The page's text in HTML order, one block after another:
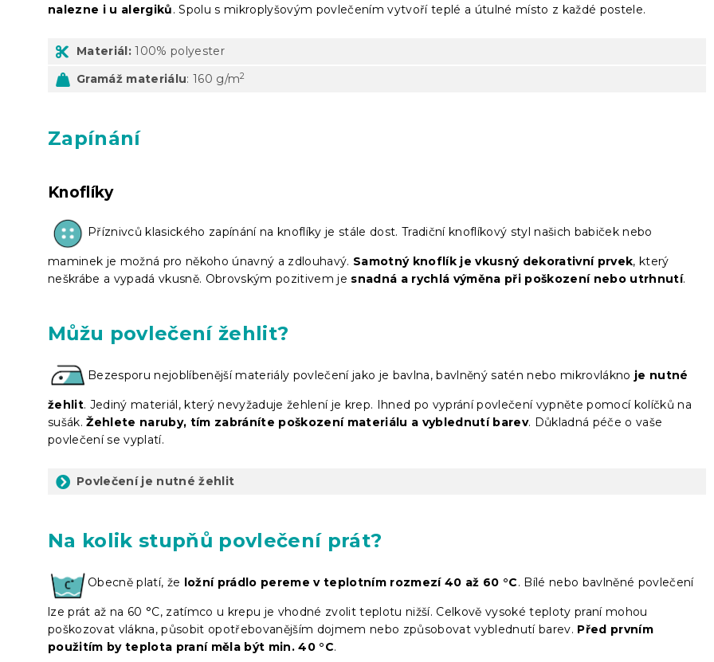
nalezne i u alergiků. Spolu s mikroplyšovým povlečením vytvoří teplé a útulné místo z každé postele.
Materiál: 100% polyester
Gramáž materiálu: 160 g/m2
Zapínání
Knoflíky
Příznivců klasického zapínání na knoflíky je stále dost. Tradiční knoflíkový styl našich babiček nebo
maminek je možná pro někoho únavný a zdlouhavý. Samotný knoflík je vkusný dekorativní prvek, který
neškrábe a vypadá vkusně. Obrovským pozitivem je snadná a rychlá výměna při poškození nebo utrhnutí.
Můžu povlečení žehlit?
Bezesporu nejoblíbenější materiály povlečení jako je bavlna, bavlněný satén nebo mikrovlákno je nutné
žehlit. Jediný materiál, který nevyžaduje žehlení je krep. Ihned po vyprání povlečení vypněte pomocí kolíčků na
sušák.Žehlete naruby, tím zabráníte poškození materiálu a vyblednutí barev. Důkladná péče o vaše
povlečení se vyplatí.
Povlečení je nutné žehlit
Na kolik stupňů povlečení prát?
Obecně platí, že ložní prádlo pereme v teplotním rozmezí 40 až 60 °C. Bílé nebo bavlněné povlečení
lze prát až na 60 °C, zatímco u krepu je vhodné zvolit teplotu nižší. Celkově vysoké teploty praní mohou
poškozovat vlákna, působit opotřebovanějším dojmem nebo způsobovat vyblednutí barev. Před prvním
použitím by teplota praní měla být min. 40 °C.